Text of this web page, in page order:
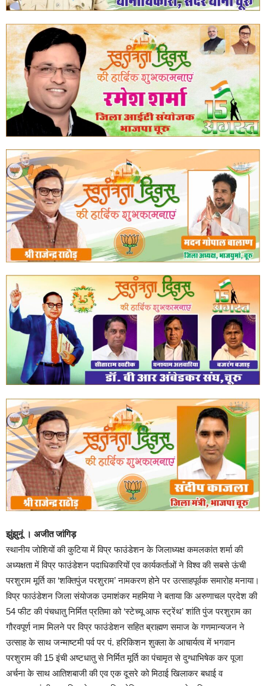
झुंझुनूं । अजीत जांगिड़
स्थानीय जोशियों की कुटिया में विप्र फाउंडेशन के जिलाध्यक्ष कमलकांत शर्मा की
अध्यक्षता में विप्र फाउंडेशन पदाधिकारियों एव कार्यकर्ताओं ने विश्व की सबसे ऊंची
परशुराम मूर्ति का ‘शक्तिपुंज परशुराम’ नामकरण होने पर उत्साहपूर्वक समारोह मनाया।
विप्र फाउंडेशन जिला संयोजक उमाशंकर महमिया ने बताया कि अरुणाचल प्रदेश की
54 फीट की पंचधातु निर्मित प्रतिमा को ‘स्टेच्यू आफ स्ट्रेंथ’ शांति पुंज परशुराम का
गौरवपूर्ण नाम मिलने पर विप्र फाउंडेशन सहित ब्राह्मण समाज के गणमान्यजन ने
उत्साह के साथ जन्माष्टमी पर्व पर पं. हरिकिशन शुक्ला के आचार्यत्व में भगवान
परशुराम की 15 इंची अष्टधातु से निर्मित मूर्ति का पंचामृत से दुग्धाभिषेक कर पूजा
अर्चना के साथ आतिशबाजी की एव एक दूसरे को मिठाई खिलाकर बधाई व